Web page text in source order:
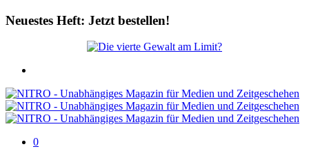
Neuestes Heft: Jetzt bestellen!
0